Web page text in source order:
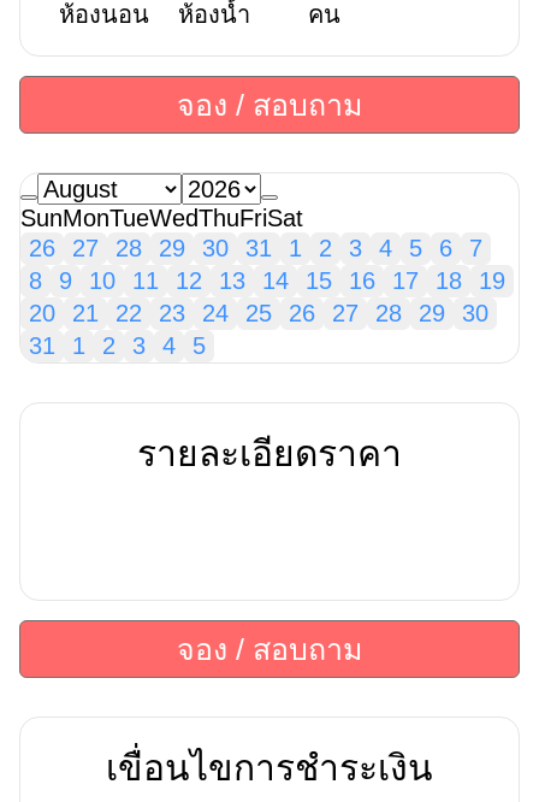
ห้องนอน ห้องน้ำ คน
จอง / สอบถาม
SunMonTueWedThuFriSat
26
27 28 29 30 31 1 2 3 4 5 6
7
8
9 10 11 12 13 14 15 16 17 18
19
20
21 22 23 24 25 26 27 28 29
30
31
1 2 3 4 5
รายละเอียดราคา
จอง / สอบถาม
เขื่อนไขการชำระเงิน